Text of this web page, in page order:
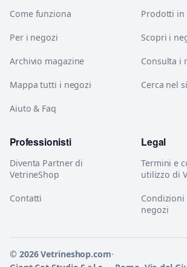
Come funziona
Per i negozi
Archivio magazine
Mappa tutti i negozi
Aiuto & Faq
Prodotti in
Scopri i
Consulta i
Cerca nel
Professionisti
Diventa Partner di
VetrineShop
Contatti
Legal
Termini e
utilizzo di
negozi
© 2026 Vetrineshop.com·